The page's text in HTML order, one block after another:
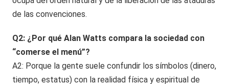
de las convenciones.
Q2: ¿Por qué Alan Watts compara la sociedad con
“comerse el menú”?
A2: Porque la gente suele confundir los símbolos (dinero,
tiempo, estatus) con la realidad física y espiritual de